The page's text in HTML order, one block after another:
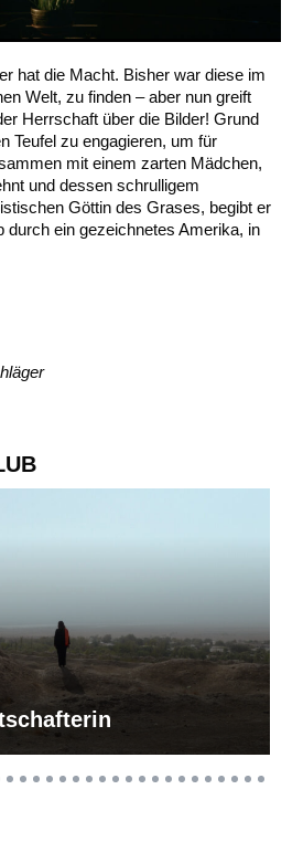
hat die Macht. Bisher war diese im
Welt, zu finden – aber nun greift
Herrschaft über die Bilder! Grund
Teufel zu engagieren, um für
mit einem zarten Mädchen,
und dessen schrulligem
Göttin des Grases, begibt er
durch ein gezeichnetes Amerika, in